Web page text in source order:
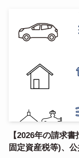
【2026年の請求
固定資産税等)、